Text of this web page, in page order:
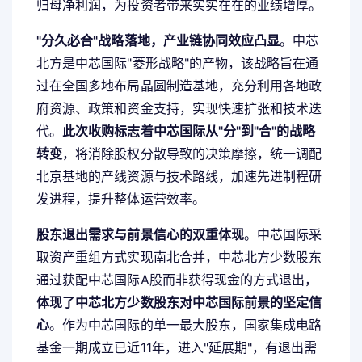
归母净利润，为投资者带来实实在在的业绩增厚。
"分久必合"战略落地，产业链协同效应凸显。中芯
北方是中芯国际"菱形战略"的产物，该战略旨在通
过在全国多地布局晶圆制造基地，充分利用各地政
府资源、政策和资金支持，实现快速扩张和技术迭
代。此次收购标志着中芯国际从"分"到"合"的战略
转变，将消除股权分散导致的决策摩擦，统一调配
北京基地的产线资源与技术路线，加速先进制程研
发进程，提升整体运营效率。
股东退出需求与前景信心的双重体现。中芯国际采
取资产重组方式实现南北合并，中芯北方少数股东
通过获配中芯国际A股而非获得现金的方式退出，
体现了中芯北方少数股东对中芯国际前景的坚定信
心。作为中芯国际的单一最大股东，国家集成电路
基金一期成立已近11年，进入"延展期"，有退出需